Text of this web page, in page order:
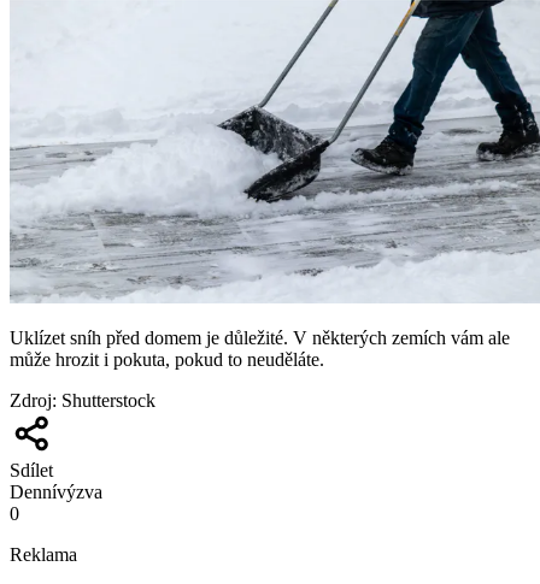
Uklízet sníh před domem je důležité. V některých zemích vám ale
může hrozit i pokuta, pokud to neuděláte.
Zdroj: Shutterstock
Sdílet
Dennívýzva
0
Reklama